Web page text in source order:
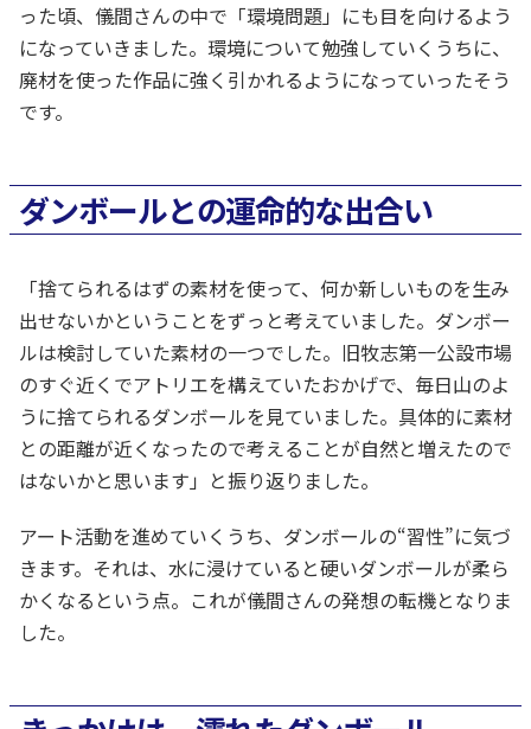
った頃、儀間さんの中で「環境問題」にも目を向けるよう
になっていきました。環境について勉強していくうちに、
廃材を使った作品に強く引かれるようになっていったそう
です。
ダンボールとの運命的な出合い
「捨てられるはずの素材を使って、何か新しいものを生み
出せないかということをずっと考えていました。ダンボー
ルは検討していた素材の一つでした。旧牧志第一公設市場
のすぐ近くでアトリエを構えていたおかげで、毎日山のよ
うに捨てられるダンボールを見ていました。具体的に素材
との距離が近くなったので考えることが自然と増えたので
はないかと思います」と振り返りました。
アート活動を進めていくうち、ダンボールの“習性”に気づ
きます。それは、水に浸けていると硬いダンボールが柔ら
かくなるという点。これが儀間さんの発想の転機となりま
した。